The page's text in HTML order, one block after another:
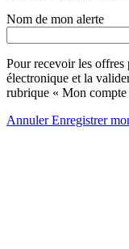
Nom de mon alerte
Pour recevoir les offres
électronique et la
rubrique « Mon compte
AnnulerEnregistrer